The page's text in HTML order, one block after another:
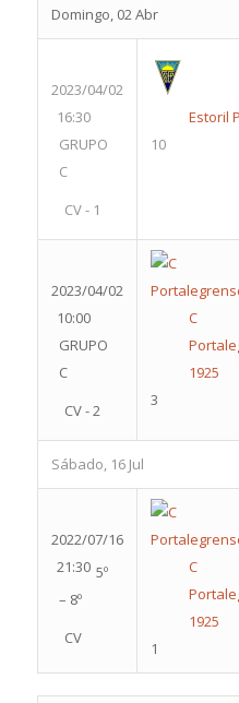
Domingo, 02 Abr
2023/04/02
16:30
GRUPO
C
CV - 1
Estoril
10
2023/04/02
10:00
GRUPO
C
CV - 2
C
1925
3
Sábado, 16 Jul
2022/07/16
21:30 5º
– 8º
CV
C
1925
1